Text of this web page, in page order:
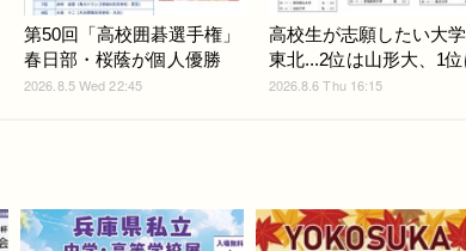
第50回「高校囲碁選手権」
春日部・桜蔭が個人優勝
2026.8.5 Wed 22:45
高校生が志願したい大学
東北...2位は山形大、1
2026.8.6 Thu 16:15